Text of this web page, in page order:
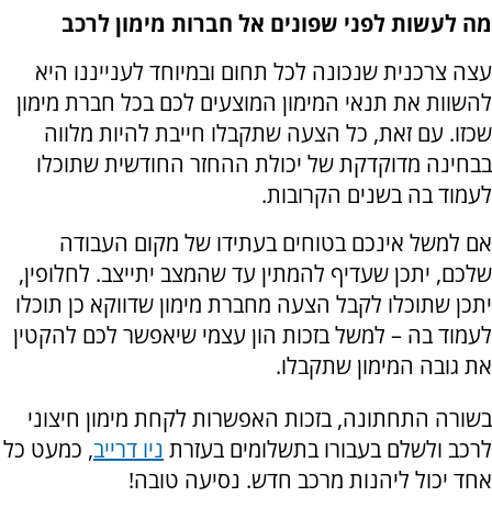
מה לעשות לפני שפונים אל חברות מימון לרכב
עצה צרכנית שנכונה לכל תחום ובמיוחד לענייננו היא
להשוות את תנאי המימון המוצעים לכם בכל חברת מימון
שכזו. עם זאת, כל הצעה שתקבלו חייבת להיות מלווה
בבחינה מדוקדקת של יכולת ההחזר החודשית שתוכלו
לעמוד בה בשנים הקרובות.
אם למשל אינכם בטוחים בעתידו של מקום העבודה
שלכם, יתכן שעדיף להמתין עד שהמצב יתייצב. לחלופין,
יתכן שתוכלו לקבל הצעה מחברת מימון שדווקא כן תוכלו
לעמוד בה – למשל בזכות הון עצמי שיאפשר לכם להקטין
את גובה המימון שתקבלו.
בשורה התחתונה, בזכות האפשרות לקחת מימון חיצוני
לרכב ולשלם בעבורו בתשלומים בעזרת ניו דרייב, כמעט כל
אחד יכול ליהנות מרכב חדש. נסיעה טובה!